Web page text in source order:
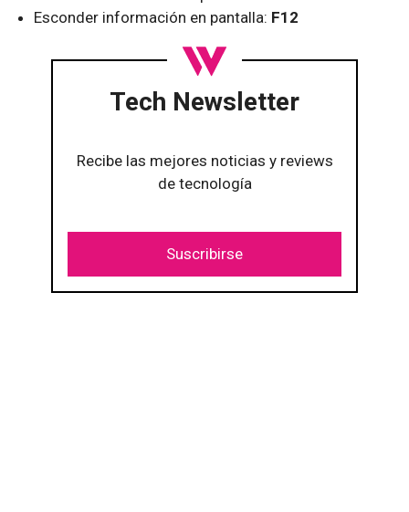
Esconder información en pantalla: F12
Tech Newsletter
Recibe las mejores noticias y reviews
de tecnología
Suscribirse